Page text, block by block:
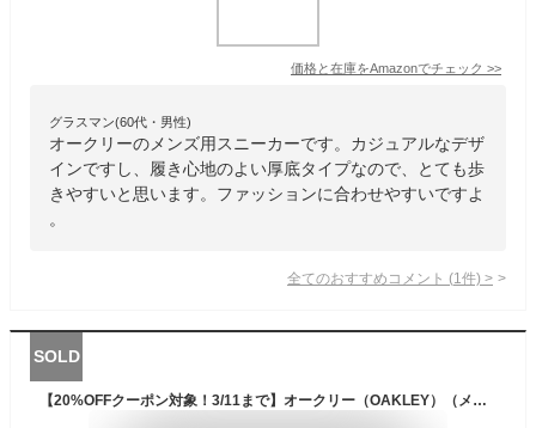
価格と在庫をAmazonでチェック >>
グラスマン(60代・男性)
オークリーのメンズ用スニーカーです。カジュアルなデザ
インですし、履き心地のよい厚底タイプなので、とても歩
きやすいと思います。ファッションに合わせやすいですよ
。
全てのおすすめコメント (1 件) >
SOLD
【20%OFFクーポン対象！3/11まで】オークリー（OAKLEY）（メンズ）スニーカー アウトドアシューズ LIGHT BREATH FOF100588-9V2